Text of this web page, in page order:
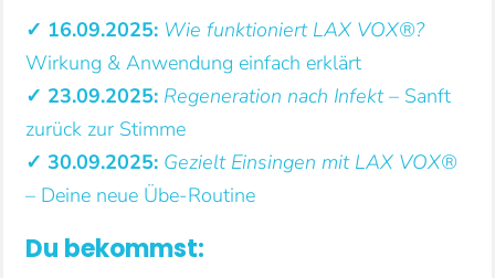
✓ 16.09.2025: Wie funktioniert LAX VOX®?
Wirkung & Anwendung einfach erklärt
✓ 23.09.2025: Regeneration nach Infekt– Sanft
zurück zur Stimme
✓ 30.09.2025: Gezielt Einsingen mit LAX VOX®
– Deine neue Übe-Routine
Du bekommst: